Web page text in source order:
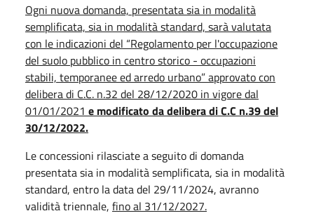
Ogni nuova domanda, presentata sia in modalità
semplificata, sia in modalità standard, sarà valutata
con le indicazioni del “Regolamento per l'occupazione
del suolo pubblico in centro storico - occupazioni
stabili, temporanee ed arredo urbano” approvato con
delibera di C.C. n.32 del 28/12/2020 in vigore dal
01/01/2021 e modificato da delibera di C.C n.39 del
30/12/2022.
Le concessioni rilasciate a seguito di domanda
presentata sia in modalità semplificata, sia in modalità
standard, entro la data del 29/11/2024, avranno
validità triennale, fino al 31/12/2027.